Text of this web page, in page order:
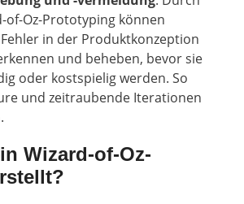
of-Oz-Prototyping können
in der Produktkonzeption
und beheben, bevor sie
oder kostspielig werden. So
und zeitraubende Iterationen
Wizard-of-Oz-